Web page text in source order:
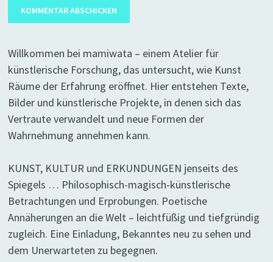
Willkommen bei mamiwata – einem Atelier für
künstlerische Forschung, das untersucht, wie Kunst
Räume der Erfahrung eröffnet. Hier entstehen Texte,
Bilder und künstlerische Projekte, in denen sich das
Vertraute verwandelt und neue Formen der
Wahrnehmung annehmen kann.
KUNST, KULTUR und ERKUNDUNGEN jenseits des
Spiegels … Philosophisch-magisch-künstlerische
Betrachtungen und Erprobungen. Poetische
Annäherungen an die Welt – leichtfüßig und tiefgründig
zugleich. Eine Einladung, Bekanntes neu zu sehen und
dem Unerwarteten zu begegnen.